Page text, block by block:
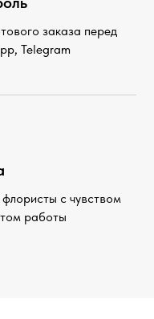
заказа перед
Telegram
с чувством
работы